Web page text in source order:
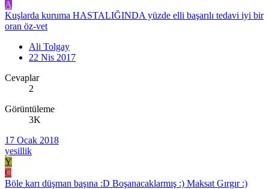
A
Kuşlarda kuruma HASTALIĞINDA yüzde elli başarılı tedavi iyi bir
oran öz-vet
Ali Tolgay
22 Nis 2017
Cevaplar
2
Görüntüleme
3K
17 Ocak 2018
yesillik
Y
C
Böle karı düşman başına :D Boşanacaklarmış :) Maksat Gırgır :)